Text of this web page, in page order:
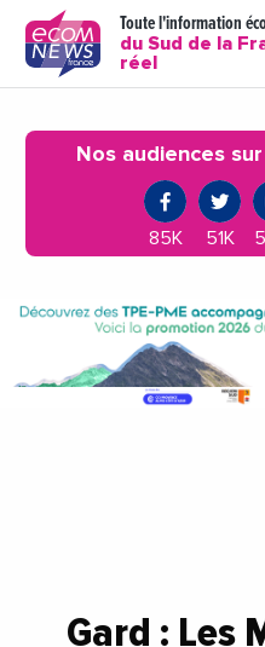
Toute l'information
du Sud de la
réel
Nos audiences
85K 51K
Gard : Les